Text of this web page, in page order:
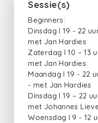
Sessie(s)
Beginners:
Dinsdag I 19 - 22
met Jan Hardies
Zaterdag I 10 – 13
met Jan Hardies
Maandag I 19 - 22
- met Jan Hardies
Dinsdag I 19 – 22
met Johannes
Woensdag I 9 - 12